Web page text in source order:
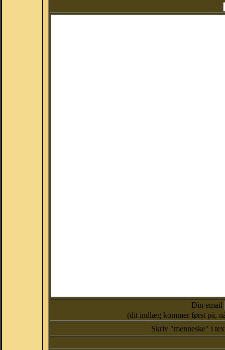
Din email
(dit indlæg kommer først på,
Skriv "menneske" i